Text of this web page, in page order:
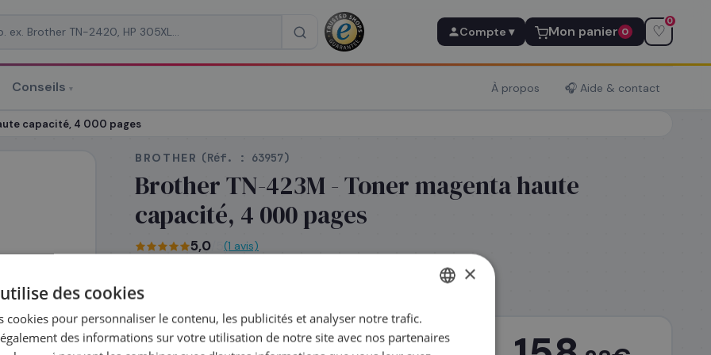
Compte ▾ Mon panier 0 ♡
0
Conseils ▾ À propos 🎧 Aide & contact
capacité, 4 000 pages
BROTHER (Réf. : 63957)
Brother TN-423M - Toner magenta haute
capacité, 4 000 pages
5,0 (1 avis)
En stock ENGLISH
×
des cookies
cookies pour personnaliser le contenu, les publicités et analyser notre trafic.
des informations sur votre utilisation de notre site avec nos partenaires